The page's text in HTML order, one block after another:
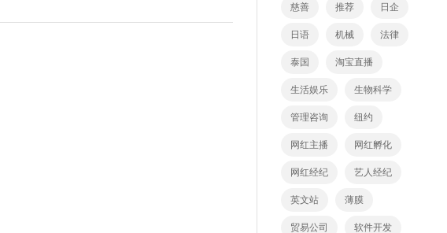
慈善 推荐 日企
日语 机械 法律
泰国 淘宝直播
生活娱乐 生物科学
管理咨询 纽约
网红主播 网红孵化
网红经纪 艺人经纪
英文站 薄膜
贸易公司 软件开发